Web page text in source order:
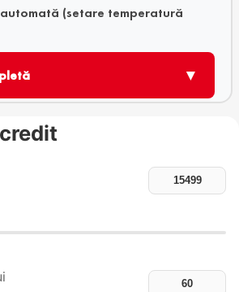
(setare temperatură
▼